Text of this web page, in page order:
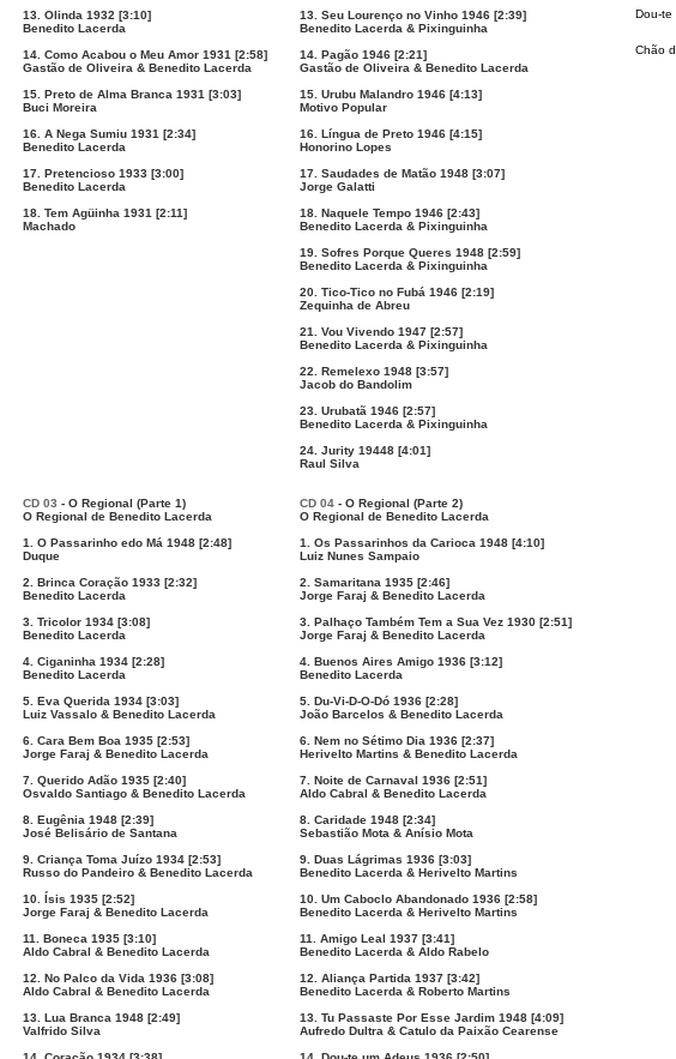
13. Olinda 1932 [3:10]
Benedito Lacerda
14. Como Acabou o Meu Amor 1931 [2:58]
Gastão de Oliveira & Benedito Lacerda
15. Preto de Alma Branca 1931 [3:03]
Buci Moreira
16. A Nega Sumiu 1931 [2:34]
Benedito Lacerda
17. Pretencioso 1933 [3:00]
Benedito Lacerda
18. Tem Agüinha 1931 [2:11]
Machado
13. Seu Lourenço no Vinho 1946 [2:39]
Benedito Lacerda & Pixinguinha
14. Pagão 1946 [2:21]
Gastão de Oliveira & Benedito Lacerda
15. Urubu Malandro 1946 [4:13]
Motivo Popular
16. Língua de Preto 1946 [4:15]
Honorino Lopes
17. Saudades de Matão 1948 [3:07]
Jorge Galatti
18. Naquele Tempo 1946 [2:43]
Benedito Lacerda & Pixinguinha
19. Sofres Porque Queres 1948 [2:59]
Benedito Lacerda & Pixinguinha
20. Tico-Tico no Fubá 1946 [2:19]
Zequinha de Abreu
21. Vou Vivendo 1947 [2:57]
Benedito Lacerda & Pixinguinha
22. Remelexo 1948 [3:57]
Jacob do Bandolim
23. Urubatã 1946 [2:57]
Benedito Lacerda & Pixinguinha
24. Jurity 19448 [4:01]
Raul Silva
CD 03 - O Regional (Parte 1)
O Regional de Benedito Lacerda
1. O Passarinho edo Má 1948 [2:48]
Duque
2. Brinca Coração 1933 [2:32]
Benedito Lacerda
3. Tricolor 1934 [3:08]
Benedito Lacerda
4. Ciganinha 1934 [2:28]
Benedito Lacerda
5. Eva Querida 1934 [3:03]
Luiz Vassalo & Benedito Lacerda
6. Cara Bem Boa 1935 [2:53]
Jorge Faraj & Benedito Lacerda
7. Querido Adão 1935 [2:40]
Osvaldo Santiago & Benedito Lacerda
8. Eugênia 1948 [2:39]
José Belisário de Santana
9. Criança Toma Juízo 1934 [2:53]
Russo do Pandeiro & Benedito Lacerda
10. Ísis 1935 [2:52]
Jorge Faraj & Benedito Lacerda
11. Boneca 1935 [3:10]
Aldo Cabral & Benedito Lacerda
12. No Palco da Vida 1936 [3:08]
Aldo Cabral & Benedito Lacerda
13. Lua Branca 1948 [2:49]
Valfrido Silva
CD 04 - O Regional (Parte 2)
O Regional de Benedito Lacerda
1. Os Passarinhos da Carioca 1948 [4:10]
Luiz Nunes Sampaio
2. Samaritana 1935 [2:46]
Jorge Faraj & Benedito Lacerda
3. Palhaço Também Tem a Sua Vez 1930 [2:51]
Jorge Faraj & Benedito Lacerda
4. Buenos Aires Amigo 1936 [3:12]
Benedito Lacerda
5. Du-Vi-D-O-Dó 1936 [2:28]
João Barcelos & Benedito Lacerda
6. Nem no Sétimo Dia 1936 [2:37]
Herivelto Martins & Benedito Lacerda
7. Noite de Carnaval 1936 [2:51]
Aldo Cabral & Benedito Lacerda
8. Caridade 1948 [2:34]
Sebastião Mota & Anísio Mota
9. Duas Lágrimas 1936 [3:03]
Benedito Lacerda & Herivelto Martins
10. Um Caboclo Abandonado 1936 [2:58]
Benedito Lacerda & Herivelto Martins
11. Amigo Leal 1937 [3:41]
Benedito Lacerda & Aldo Rabelo
12. Aliança Partida 1937 [3:42]
Benedito Lacerda & Roberto Martins
13. Tu Passaste Por Esse Jardim 1948 [4:09]
Aufredo Dultra & Catulo da Paixão Cearense
Dou-te
Chão